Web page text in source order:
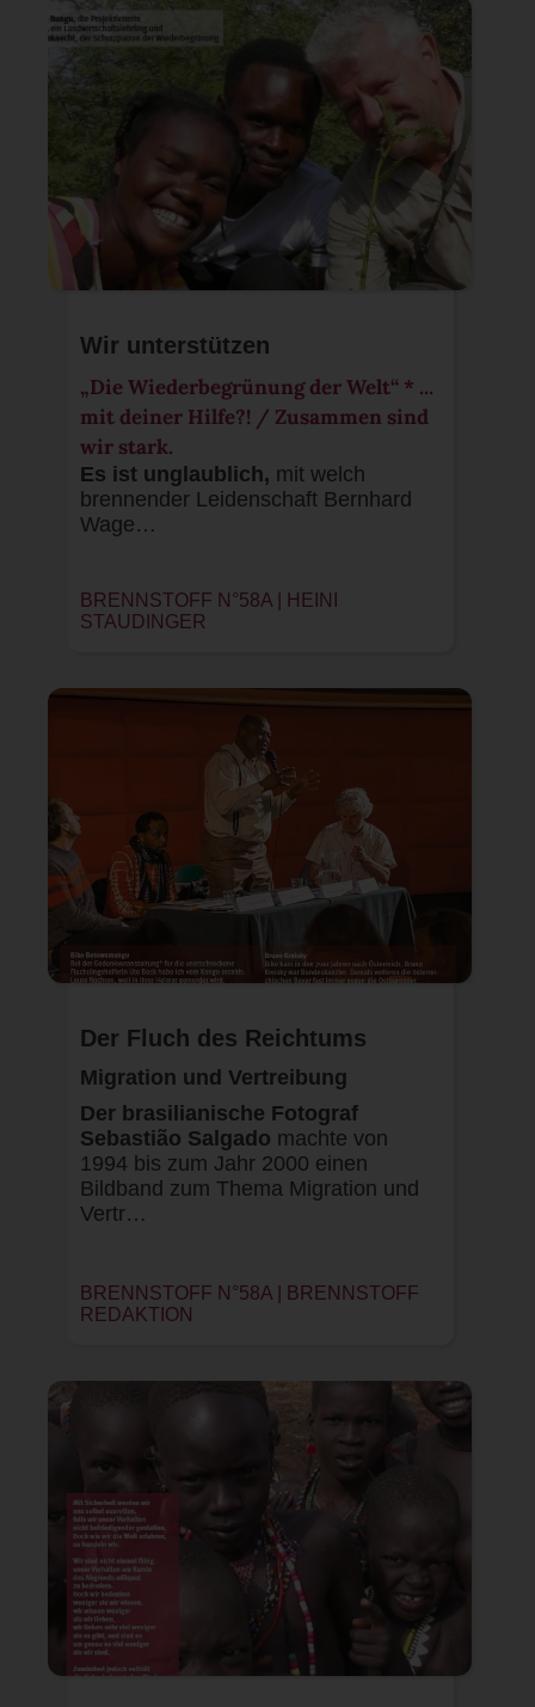
Wir unterstützen
„Die Wiederbegrünung der Welt“ * ...
mit deiner Hilfe?! / Zusammen sind
wir stark.
Es ist unglaublich, mit welch
brennender Leidenschaft Bernhard
Wage…
BRENNSTOFF N°58A |
HEINI
STAUDINGER
Der Fluch des Reichtums
Migration und Vertreibung
Der brasilianische Fotograf
Sebastião Salgado machte von
1994 bis zum Jahr 2000 einen
Bildband zum Thema Migration und
Vertr…
BRENNSTOFF N°58A |
BRENNSTOFF
REDAKTION